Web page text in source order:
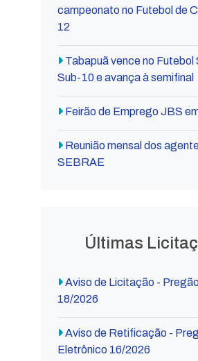
campeonato no Futebol de
12
Tabapuã vence no Futebol
Sub-10 e avança à semifinal
Feirão de Emprego JBS
Reunião mensal dos
SEBRAE
Últimas
Aviso de Licitação -
18/2026
Aviso de Retificação -
Eletrônico 16/2026